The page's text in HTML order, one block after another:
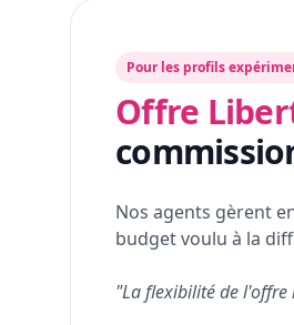
Pour les profils
Offre
Nos agents gèrent
budget voulu à la
"La flexibilité de l'offre